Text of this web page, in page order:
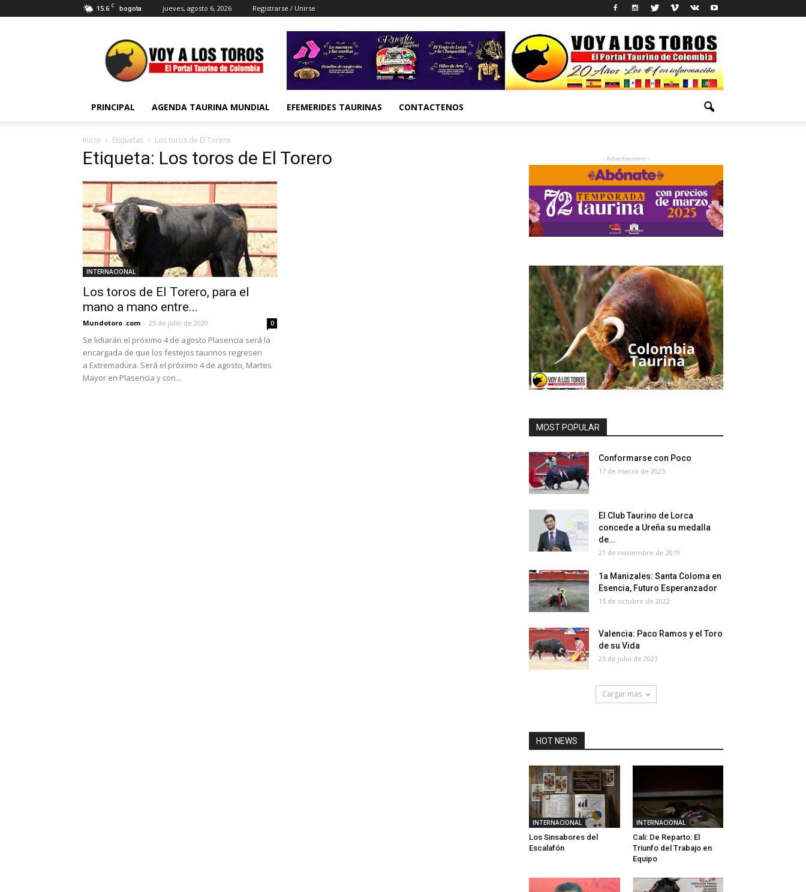
15.6 C bogota jueves, agosto 6, 2026 Registrarse / Unirse
Voy
a
Los
Toros
PRINCIPAL AGENDA TAURINA MUNDIAL EFEMERIDES TAURINAS CONTACTENOS
Inicio Etiquetas Los toros de El Torero
Etiqueta: Los toros de El Torero
INTERNACIONAL
Los toros de El Torero, para el
mano a mano entre...
Mundotoro .com - 25 de julio de 2020 0
Se lidiarán el próximo 4 de agosto Plasencia será la
encargada de que los festejos taurinos regresen
a Extremadura. Será el próximo 4 de agosto, Martes
Mayor en Plasencia y con...
- Advertisement -
MOST POPULAR
Conformarse con Poco
17 de marzo de 2025
El Club Taurino de Lorca
concede a Ureña su medalla
de...
21 de noviembre de 2019
1a Manizales: Santa Coloma en
Esencia, Futuro Esperanzador
15 de octubre de 2022
Valencia: Paco Ramos y el Toro
de su Vida
25 de julio de 2023
Cargar mas
HOT NEWS
INTERNACIONAL
Los Sinsabores del
Escalafón
INTERNACIONAL
Cali: De Reparto: El
Triunfo del Trabajo en
Equipo